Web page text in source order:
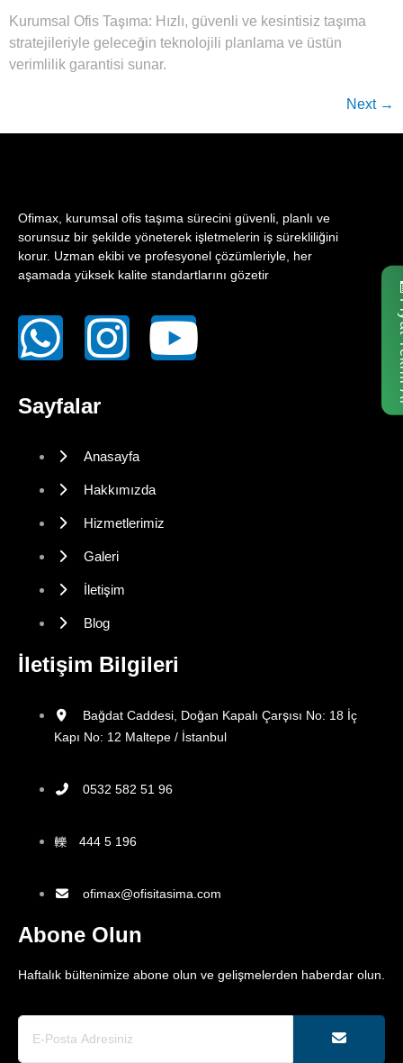
Kurumsal Ofis Taşıma: Hızlı, güvenli ve kesintisiz taşıma
stratejileriyle geleceğin teknolojili planlama ve üstün
verimlilik garantisi sunar.
Next →
Ofimax, kurumsal ofis taşıma sürecini güvenli, planlı ve
sorunsuz bir şekilde yöneterek işletmelerin iş sürekliliğini
korur. Uzman ekibi ve profesyonel çözümleriyle, her
aşamada yüksek kalite standartlarını gözetir
Sayfalar
Anasayfa
Hakkımızda
Hizmetlerimiz
Galeri
İletişim
Blog
İletişim Bilgileri
Bağdat Caddesi, Doğan Kapalı Çarşısı No: 18 İç
Kapı No: 12 Maltepe / İstanbul
0532 582 51 96
444 5 196
ofimax@ofisitasima.com
Abone Olun
Haftalık bültenimize abone olun ve gelişmelerden haberdar olun.